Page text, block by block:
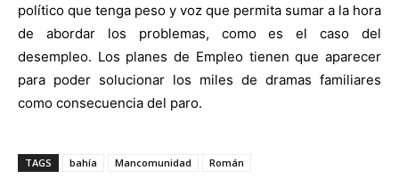
político que tenga peso y voz que permita sumar a la hora
de abordar los problemas, como es el caso del
desempleo. Los planes de Empleo tienen que aparecer
para poder solucionar los miles de dramas familiares
como consecuencia del paro.
TAGS bahía Mancomunidad Román